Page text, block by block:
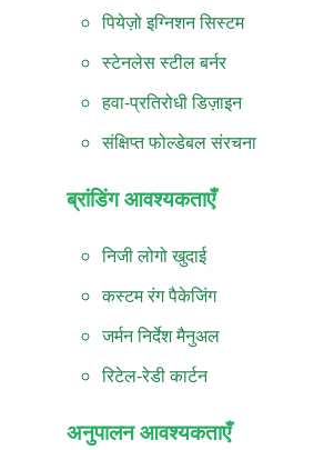
पियेज़ो इग्निशन सिस्टम
स्टेनलेस स्टील बर्नर
हवा-प्रतिरोधी डिज़ाइन
संक्षिप्त फोल्डेबल संरचना
ब्रांडिंग आवश्यकताएँ
निजी लोगो खुदाई
कस्टम रंग पैकेजिंग
जर्मन निर्देश मैनुअल
रिटेल-रेडी कार्टन
अनुपालन आवश्यकताएँ